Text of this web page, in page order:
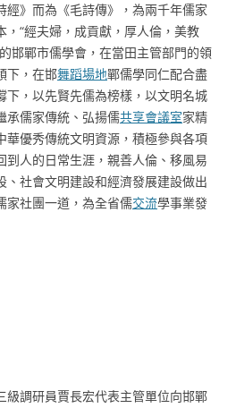
經》而為《毛詩傳》，為兩千年儒家
，“經夫婦，成貢獻，厚人倫，美教
邯鄲市儒學會，在當田主管部門的領
下，在邯舞蹈場地鄲儒學同仁配合盡
下，以先賢先儒為榜樣，以文明名城
承儒家傳統、弘揚儒共享會議室家精
華優秀傳統文明資源，積極參與各項
到人的日常生涯，親善人倫、移風易
、社會文明建設和經濟發展建設做出
家社團一道，為全省儒交流學事業發
級調研員賈長宏代表主管單位向邯鄲